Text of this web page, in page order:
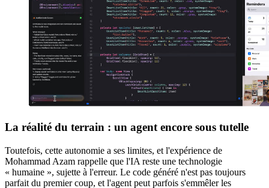
La réalité du terrain : un agent encore sous tutelle
Toutefois, cette autonomie a ses limites, et l'expérience de
Mohammad Azam rappelle que l'IA reste une technologie
« humaine », sujette à l'erreur. Le code généré n'est pas toujours
parfait du premier coup, et l'agent peut parfois s'emmêler les